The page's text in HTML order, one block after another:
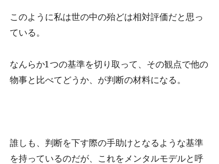
このように私は世の中の殆どは相対評価だと思っ
ている。
なんらか1つの基準を切り取って、その観点で他の
物事と比べてどうか、が判断の材料になる。
誰しも、判断を下す際の手助けとなるような基準
を持っているのだが、これをメンタルモデルと呼